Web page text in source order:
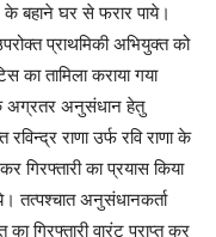
बहाने घर से फरार पाये।
प्राथमिकी अभियुक्त को
तामिला कराया गया
के अग्रतर अनुसंधान हेतु
राणा उर्फ रवि राणा के
गिरफ्तारी का प्रयास किया
तत्पश्चात अनुसंधानकर्ता
गिरफ्तारी वारंट प्राप्त कर